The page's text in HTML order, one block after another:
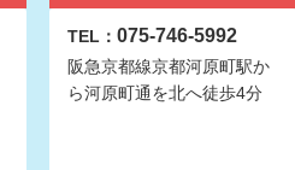
TEL： 075-746-5992
阪急京都線京都河原町駅か
ら河原町通を北へ徒歩4分